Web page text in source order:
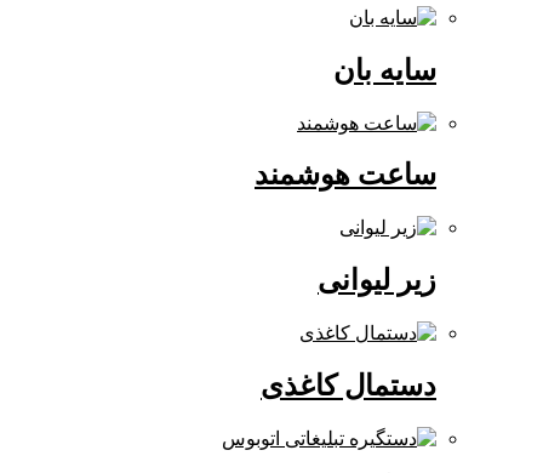
ساعت هوشمند
زیر لیوانی
دستمال کاغذی